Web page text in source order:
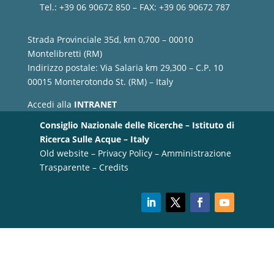
Tel.: +39 06 90672 850 – FAX: +39 06 90672 787
Strada Provinciale 35d, km 0,700 – 00010
Montelibretti (RM)
Indirizzo postale: Via Salaria km 29,300 – C.P. 10
00015 Monterotondo St. (RM) – Italy
Accedi alla INTRANET
Consiglio Nazionale delle Ricerche – Istituto di
Ricerca Sulle Acque – Italy
Old website– Privacy Policy– Amministrazione
Trasparente– Credits